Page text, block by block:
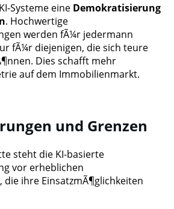
Systeme eine Demokratisierung
. Hochwertige
werden fÃ¼r jedermann
fÃ¼r diejenigen, die sich teure
Dies schafft mehr
auf dem Immobilienmarkt.
und Grenzen
steht die KI-basierte
vor erheblichen
ihre EinsatzmÃ¶glichkeiten